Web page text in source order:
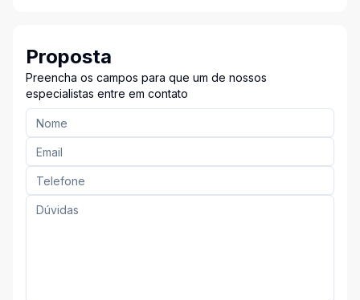
Proposta
Preencha os campos para que um de nossos
especialistas entre em contato